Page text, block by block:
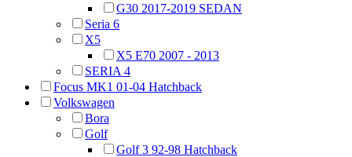
G30 2017-2019 SEDAN
Seria 6
X5
X5 E70 2007 - 2013
SERIA 4
Focus MK1 01-04 Hatchback
Volkswagen
Bora
Golf
Golf 3 92-98 Hatchback